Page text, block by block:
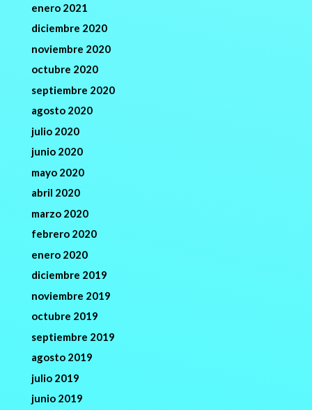
enero 2021
diciembre 2020
noviembre 2020
octubre 2020
septiembre 2020
agosto 2020
julio 2020
junio 2020
mayo 2020
abril 2020
marzo 2020
febrero 2020
enero 2020
diciembre 2019
noviembre 2019
octubre 2019
septiembre 2019
agosto 2019
julio 2019
junio 2019